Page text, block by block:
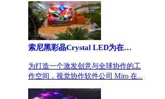
索尼黑彩晶Crystal LED为在线可视化协作平台巨头Miro新总部打造视觉焦点
为打造一个激发创意与全球协作的工
作空间，视觉协作软件公司 Miro 在...